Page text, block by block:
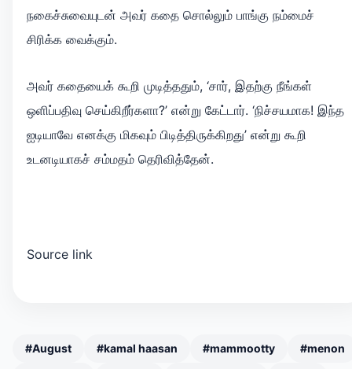
நகைச்சுவையுடன் அவர் கதை சொல்லும் பாங்கு நம்மைச்
சிரிக்க வைக்கும்.
அவர் கதையைக் கூறி முடித்ததும், ‘சார், இதற்கு நீங்கள்
ஒளிப்பதிவு செய்கிறீர்களா?’ என்று கேட்டார். ‘நிச்சயமாக! இந்த
ஐடியாவே எனக்கு மிகவும் பிடித்திருக்கிறது’ என்று கூறி
உடனடியாகச் சம்மதம் தெரிவித்தேன்.
Source link
#August #kamal haasan #mammootty #menon